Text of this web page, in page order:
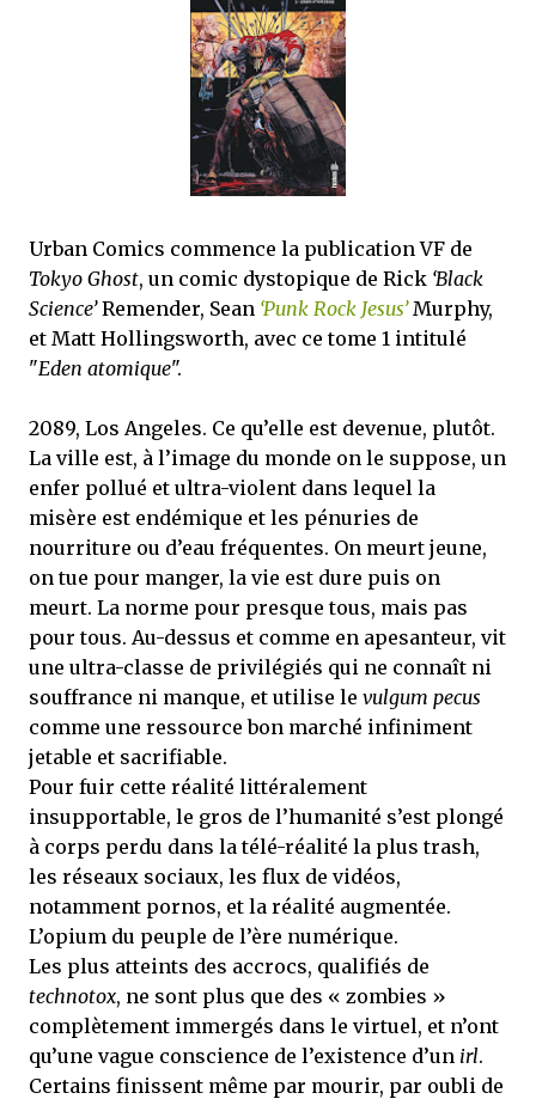
que Thomas connaissait et appréciait Olivier. Marlowe découvre une ville qu’il
ne connaissait pas, habitée par la méfiance, la peur et le rigorisme de la Ligue,
une ville pleine de mystères et de vieilles rancœurs. La Dame d...
Urban Comics commence la publication VF de
Tokyo Ghost, un comic dystopique de Rick ‘Black
Science’Remender, Sean ‘Punk Rock Jesus’Murphy,
et Matt Hollingsworth, avec ce tome 1 intitulé
"Eden atomique".
2089, Los Angeles. Ce qu’elle est devenue, plutôt.
La ville est, à l’image du monde on le suppose, un
enfer pollué et ultra-violent dans lequel la
misère est endémique et les pénuries de
nourriture ou d’eau fréquentes. On meurt jeune,
on tue pour manger, la vie est dure puis on
meurt. La norme pour presque tous, mais pas
pour tous. Au-dessus et comme en apesanteur, vit
une ultra-classe de privilégiés qui ne connaît ni
souffrance ni manque, et utilise le vulgum pecus
comme une ressource bon marché infiniment
jetable et sacrifiable.
Pour fuir cette réalité littéralement
insupportable, le gros de l’humanité s’est plongé
à corps perdu dans la télé-réalité la plus trash,
les réseaux sociaux, les flux de vidéos,
notamment pornos, et la réalité augmentée.
L’opium du peuple de l’ère numérique.
Les plus atteints des accrocs, qualifiés de
technotox, ne sont plus que des « zombies »
complètement immergés dans le virtuel, et n’ont
qu’une vague conscience de l’existence d’un irl.
Certains finissent même par mourir, par oubli de